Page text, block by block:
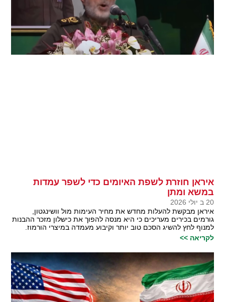
איראן חוזרת לשפת האיומים כדי לשפר עמדות
במשא ומתן
20 ב יולי 2026
איראן מבקשת להעלות מחדש את מחיר העימות מול וושינגטון,
גורמים בכירים מעריכים כי היא מנסה להפוך את כישלון מזכר ההבנות
למנוף לחץ להשיג הסכם טוב יותר וקיבוע מעמדה במיצרי הורמוז.
לקריאה >>